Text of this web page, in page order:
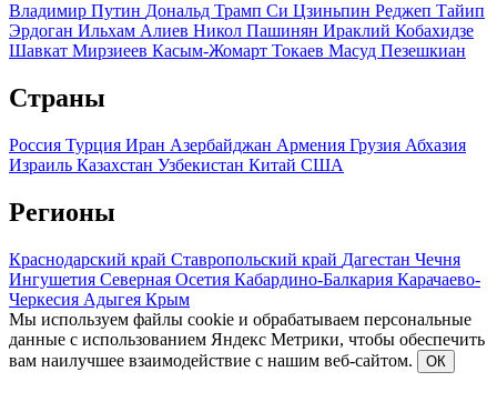
Владимир Путин Дональд Трамп Си Цзиньпин Реджеп Тайип
Эрдоган Ильхам Алиев Никол Пашинян Ираклий Кобахидзе
Шавкат Мирзиеев Касым-Жомарт Токаев Масуд Пезешкиан
Страны
Россия Турция Иран Азербайджан Армения Грузия Абхазия
Израиль Казахстан Узбекистан Китай США
Регионы
Краснодарский край Ставропольский край Дагестан Чечня
Ингушетия Северная Осетия Кабардино-Балкария Карачаево-
Черкесия Адыгея Крым
Мы используем файлы cookie и обрабатываем персональные
данные с использованием Яндекс Метрики, чтобы обеспечить
вам наилучшее взаимодействие с нашим веб-сайтом.
ОК